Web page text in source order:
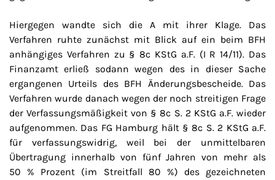
Hiergegen wandte sich die A mit ihrer Klage. Das
Verfahren ruhte zunächst mit Blick auf ein beim BFH
anhängiges Verfahren zu § 8c KStG a.F. (I R 14/11). Das
Finanzamt erließ sodann wegen des in dieser Sache
ergangenen Urteils des BFH Änderungsbescheide. Das
Verfahren wurde danach wegen der noch streitigen Frage
der Verfassungsmäßigkeit von § 8c S. 2 KStG a.F. wieder
aufgenommen. Das FG Hamburg hält § 8c S. 2 KStG a.F.
für verfassungswidrig, weil bei der unmittelbaren
Übertragung innerhalb von fünf Jahren von mehr als
50 % Prozent (im Streitfall 80 %) des gezeichneten